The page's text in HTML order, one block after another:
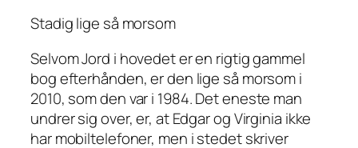
Stadig lige så morsom
Selvom Jord i hovedet er en rigtig gammel
bog efterhånden, er den lige så morsom i
2010, som den var i 1984. Det eneste man
undrer sig over, er, at Edgar og Virginia ikke
har mobiltelefoner, men i stedet skriver